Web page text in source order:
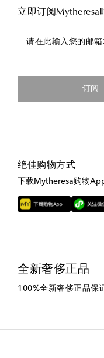
立即订阅
请在此输入您的邮
订阅
绝佳购物方式
下载Mytheresa购物
全新奢侈正品
100%全新奢侈正品保